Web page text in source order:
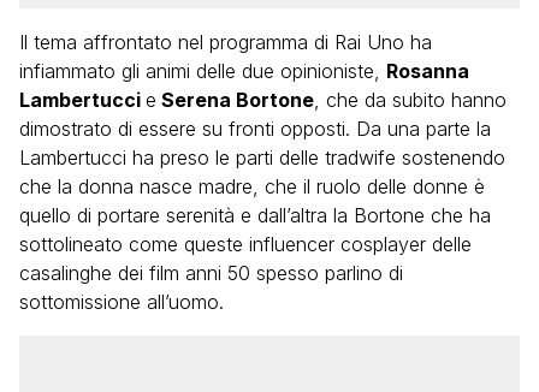
Il tema affrontato nel programma di Rai Uno ha
infiammato gli animi delle due opinioniste, Rosanna
Lambertucci e Serena Bortone, che da subito hanno
dimostrato di essere su fronti opposti. Da una parte la
Lambertucci ha preso le parti delle tradwife sostenendo
che la donna nasce madre, che il ruolo delle donne è
quello di portare serenità e dall’altra la Bortone che ha
sottolineato come queste influencer cosplayer delle
casalinghe dei film anni 50 spesso parlino di
sottomissione all’uomo.